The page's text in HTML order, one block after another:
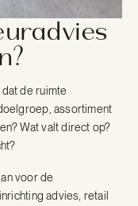
de ruimte
assortiment
Wat valt direct op?
voor de
advies, retail